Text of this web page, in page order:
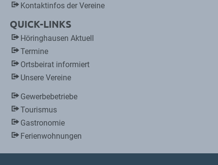
Kontaktinfos der Vereine
QUICK-LINKS
Höringhausen Aktuell
Termine
Ortsbeirat informiert
Unsere Vereine
Gewerbebetriebe
Tourismus
Gastronomie
Ferienwohnungen